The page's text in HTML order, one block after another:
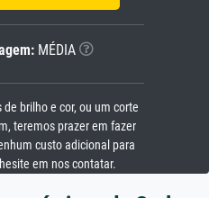
MÉDIA
brilho e cor, ou um corte
teremos prazer em fazer
custo adicional para
em nos contatar.